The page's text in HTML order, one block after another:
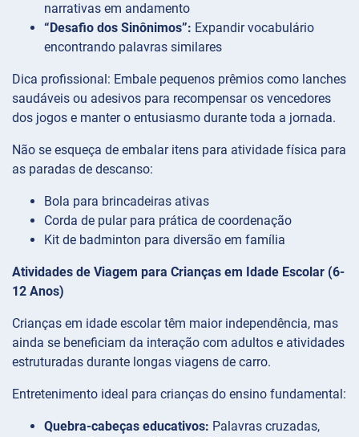
narrativas em andamento
“Desafio dos Sinônimos”: Expandir vocabulário
encontrando palavras similares
Dica profissional: Embale pequenos prêmios como lanches
saudáveis ou adesivos para recompensar os vencedores
dos jogos e manter o entusiasmo durante toda a jornada.
Não se esqueça de embalar itens para atividade física para
as paradas de descanso:
Bola para brincadeiras ativas
Corda de pular para prática de coordenação
Kit de badminton para diversão em família
Atividades de Viagem para Crianças em Idade Escolar (6-
12 Anos)
Crianças em idade escolar têm maior independência, mas
ainda se beneficiam da interação com adultos e atividades
estruturadas durante longas viagens de carro.
Entretenimento ideal para crianças do ensino fundamental:
Quebra-cabeças educativos: Palavras cruzadas,